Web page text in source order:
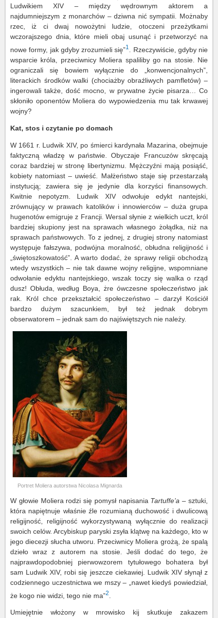
Ludwikiem XIV – między wędrownym aktorem a
najdumniejszym z monarchów – dziwna nić sympatii. Możnaby
rzec, iż ci dwaj nowożytni ludzie, otoczeni przeżytkami
wczorajszego dnia, które mieli obaj usunąć i przetworzyć na
nowe formy, jak gdyby zrozumieli się”1
. Rzeczywiście, gdyby nie
wsparcie króla, przeciwnicy Moliera spaliliby go na stosie. Nie
ograniczali się bowiem wyłącznie do „konwencjonalnych”,
literackich środków walki (chociażby obraźliwych pamfletów) –
ingerowali także, dość mocno, w prywatne życie pisarza… Co
skłoniło oponentów Moliera do wypowiedzenia mu tak krwawej
wojny?
Kat, stos i czytanie po domach
W 1661 r. Ludwik XIV, po śmierci kardynała Mazarina, obejmuje
faktyczną władzę w państwie. Obyczaje Francuzów skręcają
coraz bardziej w stronę libertynizmu. Mężczyźni mają posiąść,
kobiety natomiast – uwieść. Małżeństwo staje się przestarzałą
instytucją; zawiera się je jedynie dla korzyści finansowych.
Kwitnie nepotyzm. Ludwik XIV odwołuje edykt nantejski,
zrównujący w prawach katolików i innowierców – duża grupa
hugenotów emigruje z Francji. Wersal słynie z wielkich uczt, król
bardziej skupiony jest na sprawach własnego żołądka, niż na
sprawach państwowych. To z jednej, z drugiej strony natomiast
występuje fałszywa, podwójna moralność, obłudna religijność i
„świętoszkowatość”. A warto dodać, że sprawy religii obchodzą
wtedy wszystkich – nie tak dawne wojny religijne, wspomniane
odwołanie edyktu nantejskiego, wszak toczy się walka o rząd
dusz! Obłuda, według Boya, żre ówczesne społeczeństwo jak
rak. Król chce przekształcić społeczeństwo – darzył Kościół
bardzo dużym szacunkiem, był też jednak dobrym
obserwatorem – jednak sam do najświętszych nie należy.
Portret Moliera autorstwa Nicolasa Mignarda
W głowie Moliera rodzi się pomysł napisania Tartuffe’a – sztuki,
która napiętnuje właśnie źle rozumianą duchowość i dwulicową
religijność, religijność wykorzystywaną wyłącznie do realizacji
swoich celów. Arcybiskup paryski zsyła klątwę na każdego, kto w
jego diecezji słucha utworu. Przeciwnicy Moliera grożą, że spalą
dzieło wraz z autorem na stosie. Jeśli dodać do tego, że
najprawdopodobniej pierwowzorem tytułowego bohatera był
sam Ludwik XIV, robi się jeszcze ciekawiej. Ludwik XIV słynął z
codziennego uczestnictwa we mszy – „nawet kiedyś powiedział,
że kogo nie widzi, tego nie ma”2
Umiejętnie włożony w mrowisko kij skutkuje zakazem